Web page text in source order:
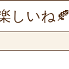
しいね🍂